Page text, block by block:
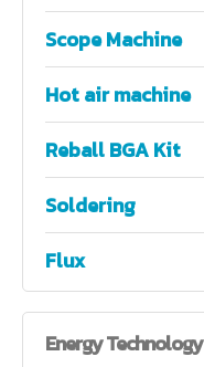
Scope Machine
Hot air machine
Reball BGA Kit
Soldering
Flux
EnergyTechnology